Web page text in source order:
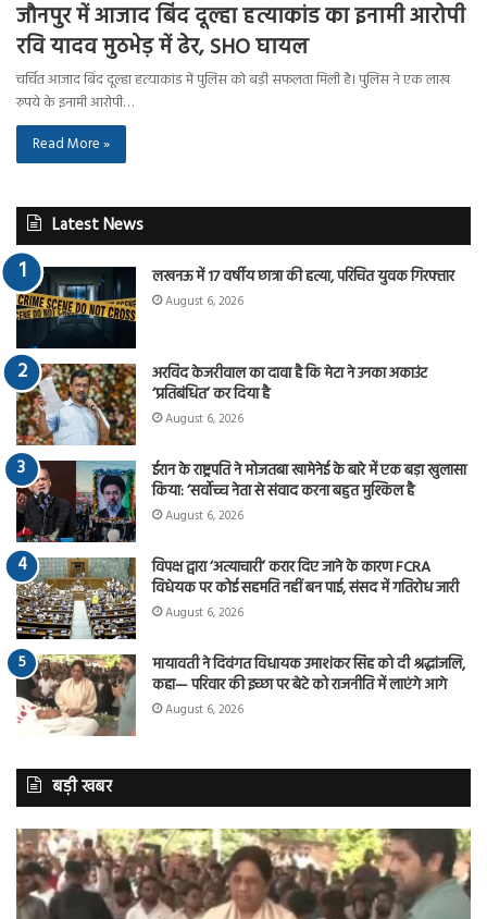
जौनपुर में आजाद बिंद दूल्हा हत्याकांड का इनामी आरोपी
रवि यादव मुठभेड़ में ढेर, SHO घायल
चर्चित आजाद बिंद दूल्हा हत्याकांड में पुलिस को बड़ी सफलता मिली है। पुलिस ने एक लाख
रुपये के इनामी आरोपी…
Read More »
Latest News
लखनऊ में 17 वर्षीय छात्रा की हत्या, परिचित युवक गिरफ्तार
August 6, 2026
अरविंद केजरीवाल का दावा है कि मेटा ने उनका अकाउंट
‘प्रतिबंधित’ कर दिया है
August 6, 2026
ईरान के राष्ट्रपति ने मोजतबा खामेनेई के बारे में एक बड़ा खुलासा
किया: ‘सर्वोच्च नेता से संवाद करना बहुत मुश्किल है
August 6, 2026
विपक्ष द्वारा ‘अत्याचारी’ करार दिए जाने के कारण FCRA
विधेयक पर कोई सहमति नहीं बन पाई, संसद में गतिरोध जारी
August 6, 2026
मायावती ने दिवंगत विधायक उमाशंकर सिंह को दी श्रद्धांजलि,
कहा— परिवार की इच्छा पर बेटे को राजनीति में लाएंगे आगे
August 6, 2026
बड़ी खबर